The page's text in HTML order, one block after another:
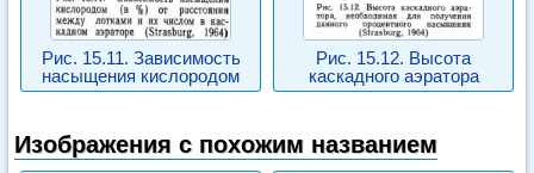
Рис. 15.11. Зависимость
насыщения кислородом
Рис. 15.12. Высота
каскадного аэратора
Изображения с похожим названием